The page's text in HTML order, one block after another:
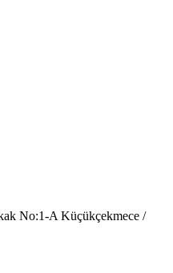
No:1-A Küçükçekmece /